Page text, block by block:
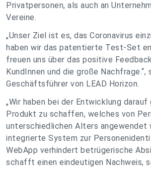
Privatpersonen, als auch an
Vereine.
„Unser Ziel ist es, das Coronavirus
haben wir das patentierte Test-Set
freuen uns über das positive
KundInnen und die große
Geschäftsführer von LEAD Horizon.
„Wir haben bei der Entwicklung
Produkt zu schaffen, welches von
unterschiedlichen Alters angewendet
integrierte System zur
WebApp verhindert betrügerische
schafft einen eindeutigen Nachweis,